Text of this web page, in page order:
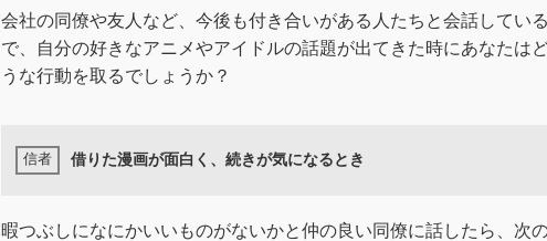
会社の同僚や友人など、今後も付き合いがある人たちと会話してい
で、自分の好きなアニメやアイドルの話題が出てきた時にあなたは
うな行動を取るでしょうか？
借りた漫画が面白く、続きが気になるとき
暇つぶしになにかいいものがないかと仲の良い同僚に話したら、次